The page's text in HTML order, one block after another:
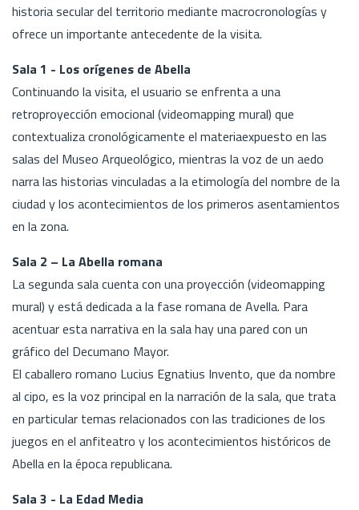
historia secular del territorio mediante macrocronologías y
ofrece un importante antecedente de la visita.
Sala 1 - Los orígenes de Abella
Continuando la visita, el usuario se enfrenta a una
retroproyección emocional (videomapping mural) que
contextualiza cronológicamente el materiaexpuesto en las
salas del Museo Arqueológico, mientras la voz de un aedo
narra las historias vinculadas a la etimología del nombre de la
ciudad y los acontecimientos de los primeros asentamientos
en la zona.
Sala 2 – La Abella romana
La segunda sala cuenta con una proyección (videomapping
mural) y está dedicada a la fase romana de Avella. Para
acentuar esta narrativa en la sala hay una pared con un
gráfico del Decumano Mayor.
El caballero romano Lucius Egnatius Invento, que da nombre
al cipo, es la voz principal en la narración de la sala, que trata
en particular temas relacionados con las tradiciones de los
juegos en el anfiteatro y los acontecimientos históricos de
Abella en la época republicana.
Sala 3 - La Edad Media